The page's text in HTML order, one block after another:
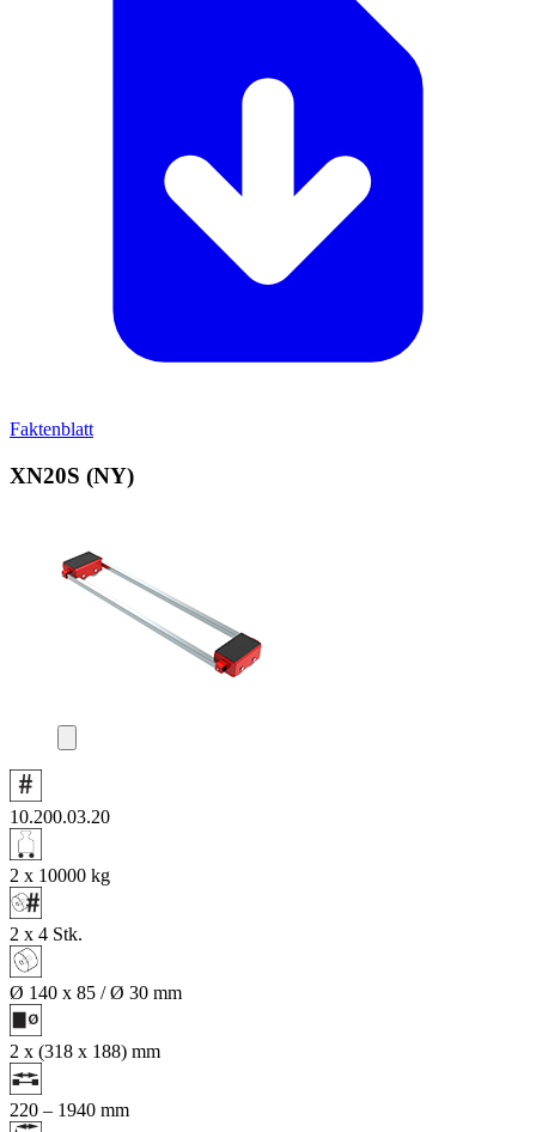
Faktenblatt
XN20S (NY)
10.200.03.20
2 x 10000 kg
2 x 4 Stk.
Ø 140 x 85 / Ø 30 mm
2 x (318 x 188) mm
220 – 1940 mm